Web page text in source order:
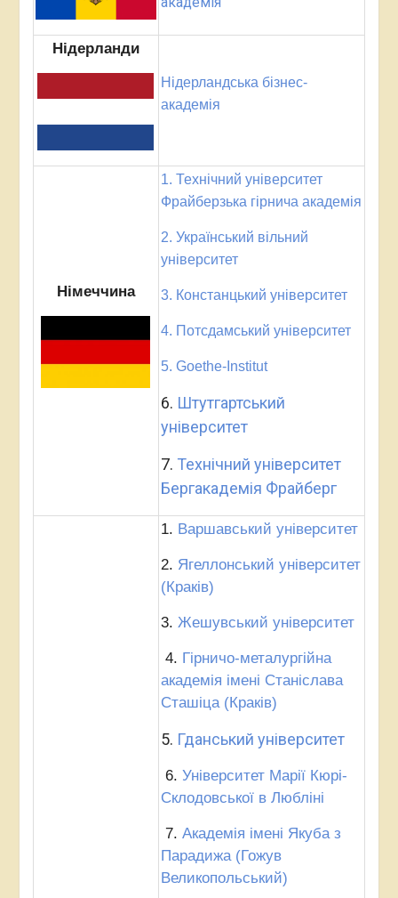
Нідерланди
Нідерландська бізнес-
академія
Німеччина
1. Технічний університет
Фрайберзька гірнича академія
2. Український вільний
університет
3. Констанцький університет
4. Потсдамський університет
5. Goethe-Institut
6. Штутгартський
університет
7. Технічний університет
Бергакадемія Фрайберг
1. Варшавський університет
2. Ягеллонський університет
(Краків)
3. Жешувський університет
4. Гірничо-металургійна
академія імені Станіслава
Сташіца (Краків)
5. Гданський університет
6. Університет Марії Кюрі-
Склодовської в Любліні
7. Академія імені Якуба з
Парадижа (Гожув
Великопольський)